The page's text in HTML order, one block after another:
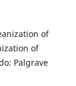
of
of
Palgrave